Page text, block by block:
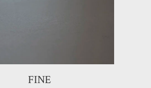
FINE